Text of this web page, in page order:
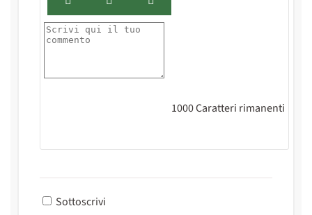
1000Caratteri rimanenti
Sottoscrivi